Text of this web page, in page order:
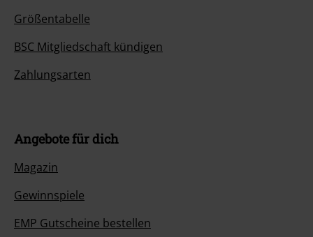
Größentabelle
BSC Mitgliedschaft kündigen
Zahlungsarten
Angebote für dich
Magazin
Gewinnspiele
EMP Gutscheine bestellen